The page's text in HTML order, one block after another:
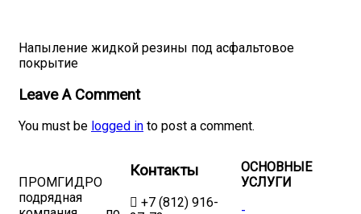
Напыление жидкой резины под асфальтовое
покрытие
Leave A Comment
You must be logged in to post a comment.
ПРОМГИДРО
подрядная
Контакты
+7 (812) 916-
ОСНОВНЫЕ
УСЛУГИ
-